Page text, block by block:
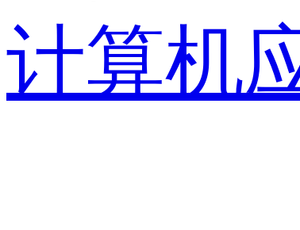
计算机